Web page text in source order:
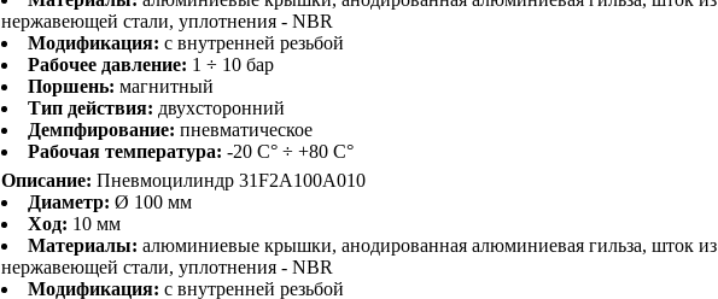
нержавеющей стали, уплотнения - NBR
Модификация: с внутренней резьбой
Рабочее давление: 1 ÷ 10 бар
Поршень: магнитный
Тип действия: двухсторонний
Демпфирование: пневматическое
Рабочая температура: -20 С° ÷ +80 С°
Описание: Пневмоцилиндр 31F2A100A010
Диаметр: Ø 100 мм
Ход: 10 мм
Материалы: алюминиевые крышки, анодированная алюминиевая гильза, шток из
нержавеющей стали, уплотнения - NBR
Модификация: с внутренней резьбой